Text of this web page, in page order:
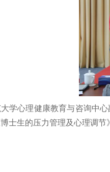
学心理健康教育与咨询中心
士生的压力管理及心理调节